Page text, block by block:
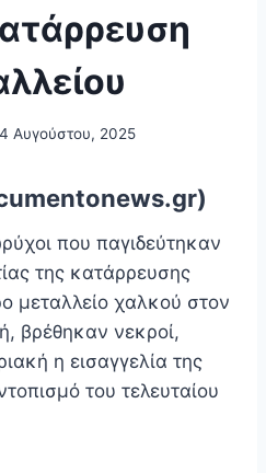
4 Αυγούστου, 2025
που παγιδεύτηκαν
της κατάρρευσης
μεταλλείο χαλκού στον
βρέθηκαν νεκροί,
η εισαγγελία της
του τελευταίου